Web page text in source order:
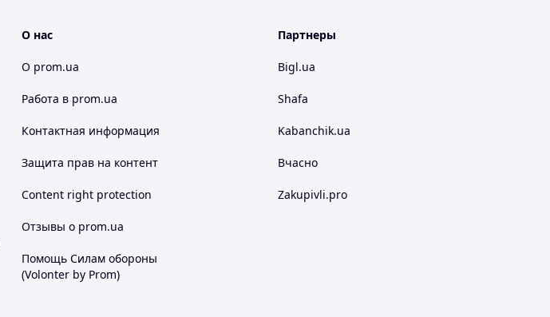
О нас
О prom.ua
Работа в prom.ua
Контактная информация
Защита прав на контент
Content right protection
Отзывы о prom.ua
Помощь Силам обороны
(Volonter by Prom)
Партнеры
Bigl.ua
Shafa
Kabanchik.ua
Вчасно
Zakupivli.pro